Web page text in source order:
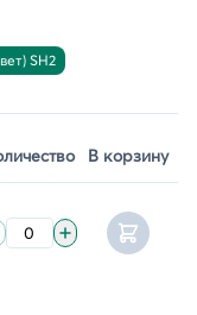
SH2
В корзину